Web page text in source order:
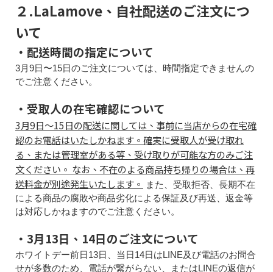
２.LaLamove、自社配送のご注文につ
いて
・配送時間の指定について
3月9日〜15日のご注文については、時間指定できませんの
でご注意ください。
・受取人の在宅確認について
3月9日〜15日の配送に関しては、事前に当店からの在宅確
認のお電話はいたしかねます。確実に受取人が受け取れ
る、または管理室がある等、受け取りが可能な方のみご注
文ください。 なお、不在のよる商品持ち帰りの場合は、再
送料金が別途発生いたします。
また、受取拒否、長期不在
による商品の腐敗や商品劣化による保証及び再送、返金等
は対応しかねますのでご注意ください。
・3月13日、14日のご注文について
ホワイトデー前日13日、当日14日はLINE及び電話のお問合
せが多数のため、電話が繋がらない、またはLINEの返信が